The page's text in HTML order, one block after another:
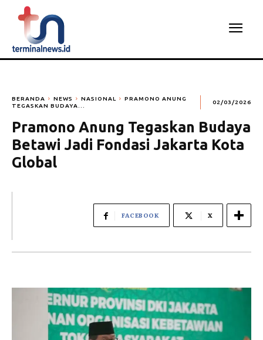
BERANDA NEWS NASIONAL
PRAMONO ANUNG
TEGASKAN BUDAYA...
02/03/2026
Pramono Anung Tegaskan Budaya
Betawi Jadi Fondasi Jakarta Kota
Global
FACEBOOK X